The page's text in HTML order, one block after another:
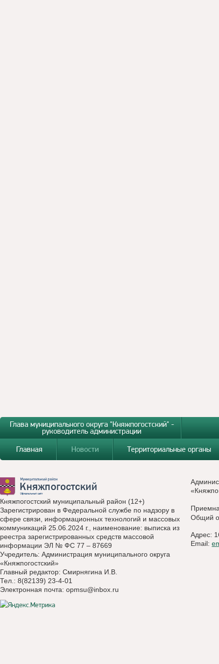
Глава муниципального округа "Княжпогостский" -
руководитель администрации
Главная
Новости Территориальные органы
Княжпогостский муниципальный район (12+)
Зарегистрирован в Федеральной службе по надзору в
сфере связи, информационных технологий и массовых
коммуникаций 25.06.2024 г., наименование: выписка из
реестра зарегистрированных средств массовой
информации ЭЛ № ФС 77 – 87669
Учредитель: Администрация муниципального округа
«Княжпогостский»
Главный редактор: Смирнягина И.В.
Тел.: 8(82139) 23-4-01
Электронная почта: opmsu@inbox.ru
Общий
Адрес:
Email: